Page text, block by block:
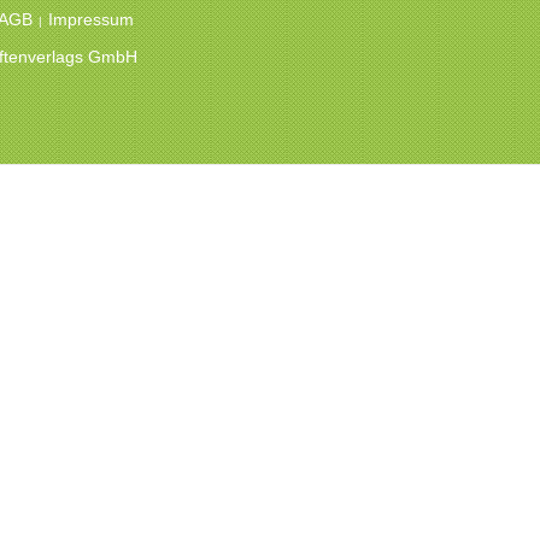
| Impressum
GmbH